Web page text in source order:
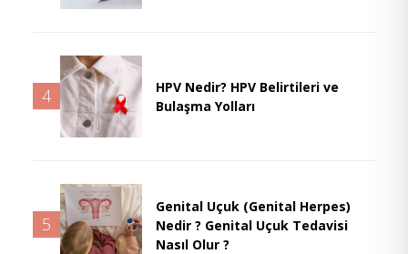
4
HPV Nedir? HPV Belirtileri ve
Bulaşma Yolları
5
Genital Uçuk (Genital Herpes)
Nedir ? Genital Uçuk Tedavisi
Nasıl Olur ?